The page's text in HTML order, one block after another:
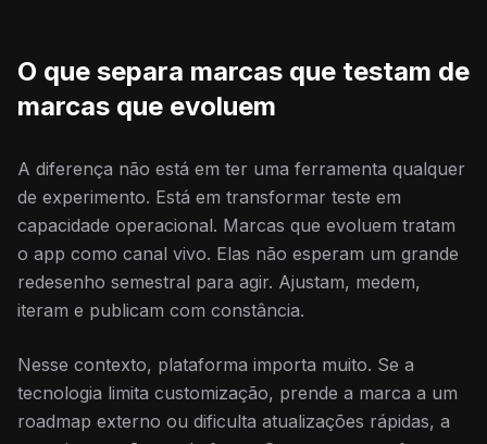
O que separa marcas que testam de
marcas que evoluem
A diferença não está em ter uma ferramenta qualquer
de experimento. Está em transformar teste em
capacidade operacional. Marcas que evoluem tratam
o app como canal vivo. Elas não esperam um grande
redesenho semestral para agir. Ajustam, medem,
iteram e publicam com constância.
Nesse contexto, plataforma importa muito. Se a
tecnologia limita customização, prende a marca a um
roadmap externo ou dificulta atualizações rápidas, a